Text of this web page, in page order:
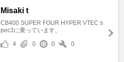
Misaki t
CB400 SUPER FOUR HYPER VTEC s
pec3に乗っています。
4
0 0 0